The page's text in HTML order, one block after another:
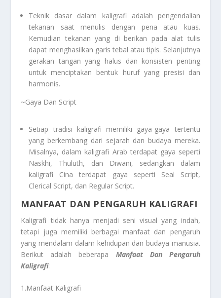
Teknik dasar dalam kaligrafi adalah pengendalian
tekanan saat menulis dengan pena atau kuas.
Kemudian tekanan yang di berikan pada alat tulis
dapat menghasilkan garis tebal atau tipis. Selanjutnya
gerakan tangan yang halus dan konsisten penting
untuk menciptakan bentuk huruf yang presisi dan
harmonis.
~Gaya Dan Script
Setiap tradisi kaligrafi memiliki gaya-gaya tertentu
yang berkembang dari sejarah dan budaya mereka.
Misalnya, dalam kaligrafi Arab terdapat gaya seperti
Naskhi, Thuluth, dan Diwani, sedangkan dalam
kaligrafi Cina terdapat gaya seperti Seal Script,
Clerical Script, dan Regular Script.
MANFAAT DAN PENGARUH KALIGRAFI
Kaligrafi tidak hanya menjadi seni visual yang indah,
tetapi juga memiliki berbagai manfaat dan pengaruh
yang mendalam dalam kehidupan dan budaya manusia.
Berikut adalah beberapa Manfaat Dan Pengaruh
Kaligrafi:
1.Manfaat Kaligrafi